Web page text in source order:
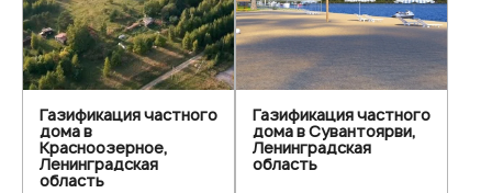
Газификация частного
дома в
Красноозерное,
Ленинградская
область
Газификация частного
дома в Сувантоярви,
Ленинградская
область